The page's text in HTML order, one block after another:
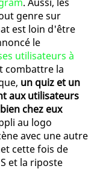
genre sur
est loin d'être
le
utilisateurs à
combattre la
un quiz et un
aux utilisateurs
chez eux
au logo
avec une autre
cette fois de
et la riposte